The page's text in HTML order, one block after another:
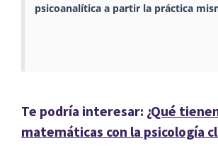
psicoanalítica a partir la práctica
Te podría interesar: ¿Qué
matemáticas con la psicología